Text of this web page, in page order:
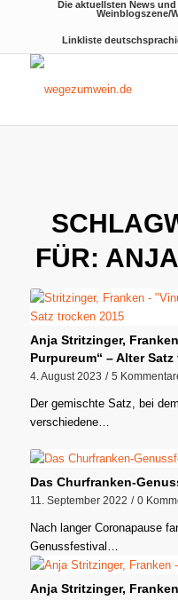
Die aktuellsten News
Weinblogszene/
Linkliste
FÜR:
Anja Stritzinger,
Purpureum“ – Alter
4. August 2023 / 5
Der gemischte Satz, bei
verschiedene…
Das Churfranken-
11. September 2022 / 0
Nach langer Coronapause
Genussfestival…
Anja Stritzinger,